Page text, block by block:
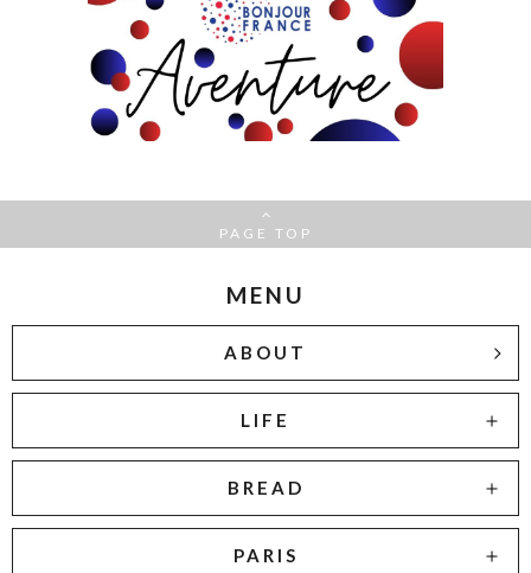
PAGE TOP
MENU
ABOUT
LIFE
BREAD
PARIS